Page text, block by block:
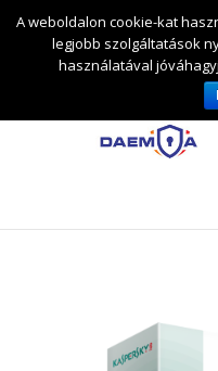
DAEMIA
Tanácsadó Kft.
528-024)
A weboldalon cookie-kat
legjobb szolgáltatások
használatával